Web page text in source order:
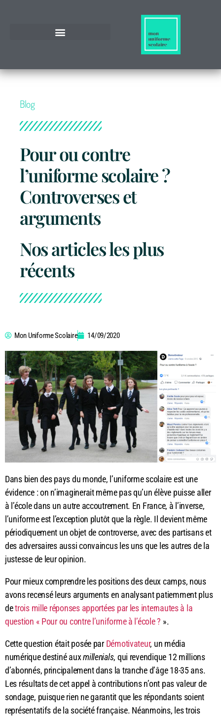
Blog
Pour ou contre
l’uniforme scolaire ?
Controverses et
arguments
Nos articles les plus
récents
Mon Uniforme Scolaire 14/09/2020
Dans bien des pays du monde, l’uniforme scolaire est une
évidence : on n’imaginerait même pas qu’un élève puisse aller
à l’école dans un autre accoutrement. En France, à l’inverse,
l’uniforme est l’exception plutôt que la règle. Il devient même
périodiquement un objet de controverse, avec des partisans et
des adversaires aussi convaincus les uns que les autres de la
justesse de leur opinion.
Pour mieux comprendre les positions des deux camps, nous
avons recensé leurs arguments en analysant patiemment plus
detrois mille réponses apportées par les internautes à la
question « Pour ou contre l’uniforme à l’école ? ».
Cette question était posée par Démotivateur, un média
numérique destiné auxmillenials, qui revendique 12 millions
d’abonnés, principalement dans la tranche d’âge 18-35 ans.
Les résultats de cet appel à contributions n’ont pas valeur de
sondage, puisque rien ne garantit que les répondants soient
représentatifs de la société française. Néanmoins, les trois